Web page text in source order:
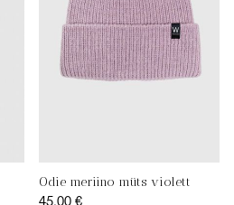
Odie meriino müts violett
45,00 €